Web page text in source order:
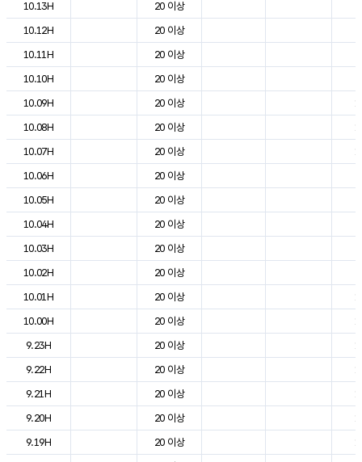
10.13H
20 이상
10.12H
20 이상
10.11H
20 이상
10.10H
20 이상
10.09H
20 이상
10.08H
20 이상
10.07H
20 이상
10.06H
20 이상
10.05H
20 이상
10.04H
20 이상
10.03H
20 이상
10.02H
20 이상
10.01H
20 이상
10.00H
20 이상
9.23H
20 이상
9.22H
20 이상
9.21H
20 이상
9.20H
20 이상
9.19H
20 이상